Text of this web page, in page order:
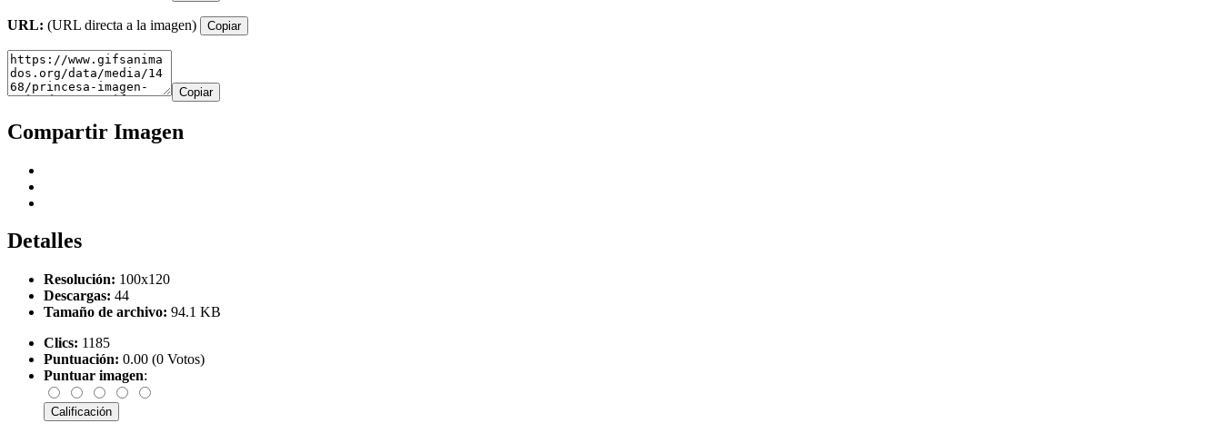
URL: (URL directa a la imagen) Copiar
Copiar
Compartir Imagen
Detalles
Resolución: 100x120
Descargas: 44
Tamaño de archivo: 94.1 KB
Clics: 1185
Puntuación: 0.00 (0 Votos)
Puntuar imagen: